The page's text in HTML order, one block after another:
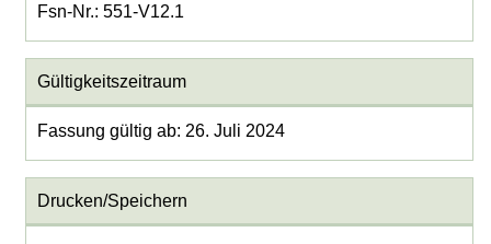
Fsn-Nr.: 551-V12.1
Gültigkeitszeitraum
Fassung gültig ab: 26. Juli 2024
Drucken/Speichern